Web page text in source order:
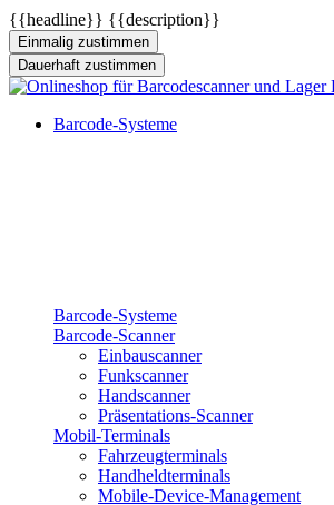
{{headline}} {{description}}
Einmalig zustimmen
Dauerhaft zustimmen
Barcode-Systeme
Barcode-Systeme
Barcode-Scanner
Einbauscanner
Funkscanner
Handscanner
Präsentations-Scanner
Mobil-Terminals
Fahrzeugterminals
Handheldterminals
Mobile-Device-Management